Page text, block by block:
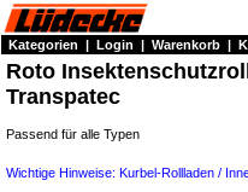
Kategorien | Login | Warenkorb |
Roto
Transpatec
Passend für alle Typen
Wichtige Hinweise: Kurbel-Rollladen /